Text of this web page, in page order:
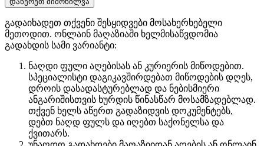
გადაიხადეთ თქვენი შესყიდვები მოსახერხებელი
მეთოდით. ​​ონლაინ მაღაზიაში ხელმისაწვდომია
გადახდის სამი ვარიანტი:
ნაღდი ფული აღებისას ან კურიერის მიწოდებით.
სპეციალისტი დაგიკავშირდებათ მიწოდების დღეს,
დროის დასადასტურებლად და ნებისმიერი
ანგარიშისთვის ხურდის წინასწარ მოსამზადებლად.
თქვენ ხელს აწერთ გადაზიდვის დოკუმენტებს,
დებთ ნაღდ ფულს და იღებთ საქონელსა და
ქვითარს.